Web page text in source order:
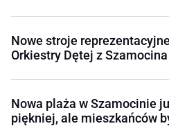
Nowe stroje
Orkiestry Dętej z Szamocina
Nowa plaża w Szamocinie
piękniej, ale mieszkańców